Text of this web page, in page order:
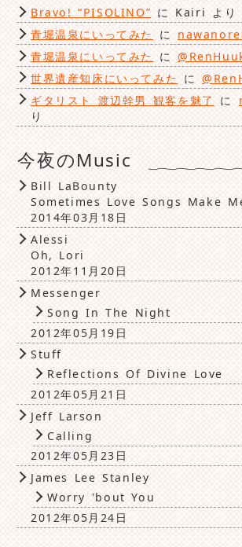
Bravo! “PISOLINO” に Kairi より
青堀温泉にいってみた
に
青堀温泉にいってみた
に
世界遺産知床にいってみた に
ギタリスト 渡辺幹男 観客を魅了
に
り
今夜のMusic
Bill LaBounty
Sometimes Love Songs Make
2014年03月18日
Alessi
Oh, Lori
2012年11月20日
Messenger
Song In The Night
2012年05月19日
Stuff
Reflections Of Divine Love
2012年05月21日
Jeff Larson
Calling
2012年05月23日
James Lee Stanley
Worry 'bout You
2012年05月24日